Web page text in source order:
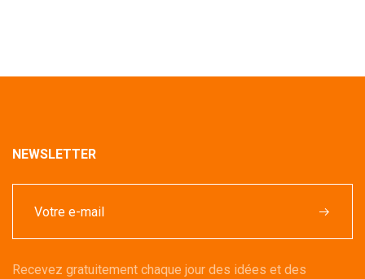
NEWSLETTER
Recevez gratuitement chaque jour des idées et des